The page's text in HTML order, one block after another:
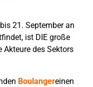
21. September an
ist DIE große
Akteure des Sektors
Boulangereinen